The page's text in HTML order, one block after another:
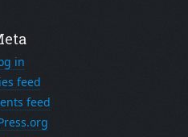
in
feed
feed